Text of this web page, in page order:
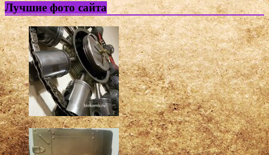
Лучшие фото сайта